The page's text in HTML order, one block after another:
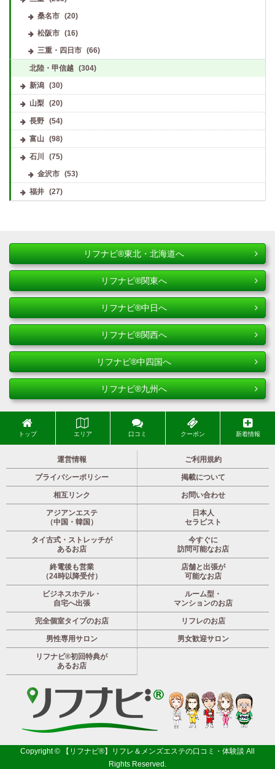
桑名市
(20)
松阪市
(16)
三重・四日市
(66)
北陸・甲信越 (304)
新潟 (30)
山梨 (20)
長野 (54)
富山 (98)
石川
(75)
金沢市
(53)
福井 (27)
リフナビ®東北・北海道へ
リフナビ®関東へ
リフナビ®中日へ
リフナビ®関西へ
リフナビ®中四国へ
リフナビ®九州へ
トップ エリア 口コミ クーポン 新着情報
運営情報 ご利用規約
プライバシーポリシー 掲載について
相互リンク お問い合わせ
アジアンエステ
（中国・韓国）
日本人
セラピスト
タイ古式・ストレッチが
あるお店
今すぐに
訪問可能なお店
終電後も営業
（24時以降受付）
店舗と出張が
可能なお店
ビジネスホテル・
自宅へ出張
ルーム型・
マンションのお店
完全個室タイプのお店 リフレのお店
男性専用サロン 男女歓迎サロン
リフナビ®初回特典が
あるお店
Copyright © 【リフナビ®】リフレ＆メンズエステの口コミ・体験談 All
Rights Reserved.